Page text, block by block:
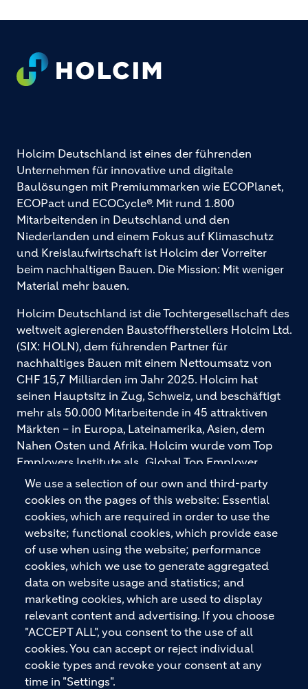
We use a selection of our own and third-party
cookies on the pages of this website: Essential
cookies, which are required in order to use the
website; functional cookies, which provide ease
of use when using the website; performance
cookies, which we use to generate aggregated
data on website usage and statistics; and
marketing cookies, which are used to display
relevant content and advertising. If you choose
"ACCEPT ALL", you consent to the use of all
cookies. You can accept or reject individual
cookie types and revoke your consent at any
time in "Settings".
Footer
KONTAKTIEREN SIE UNS
Holcim Deutschland ist eines der führenden
Unternehmen für innovative und digitale
Baulösungen mit Premiummarken wie ECOPlanet,
ECOPact und ECOCycle®. Mit rund 1.800
Mitarbeitenden in Deutschland und den
Niederlanden und einem Fokus auf Klimaschutz
und Kreislaufwirtschaft ist Holcim der Vorreiter
beim nachhaltigen Bauen. Die Mission: Mit weniger
Material mehr bauen.
Holcim Deutschland ist die Tochtergesellschaft des
weltweit agierenden Baustoffherstellers Holcim Ltd.
(SIX: HOLN), dem führenden Partner für
nachhaltiges Bauen mit einem Nettoumsatz von
CHF 15,7 Milliarden im Jahr 2025. Holcim hat
seinen Hauptsitz in Zug, Schweiz, und beschäftigt
mehr als 50.000 Mitarbeitende in 45 attraktiven
Märkten – in Europa, Lateinamerika, Asien, dem
Nahen Osten und Afrika. Holcim wurde vom Top
Employers Institute als „Global Top Employer
2026“ ausgezeichnet. Holcim bietet hochwertige
Baustoffe und integrierte Baulösungen für den
gesamten Bauprozess – vom Fundament über den
Boden bis zu Wänden und Dächern – mit
Premiummarken wie ECOPact, ECOPlanet,
ECOCycle und Ytong.